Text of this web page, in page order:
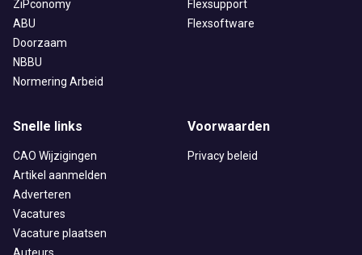
ZiPconomy
ABU
Doorzaam
NBBU
Normering Arbeid
Flexsupport
Flexsoftware
Snelle links
CAO Wijzigingen
Artikel aanmelden
Adverteren
Vacatures
Vacature plaatsen
Voorwaarden
Privacy beleid